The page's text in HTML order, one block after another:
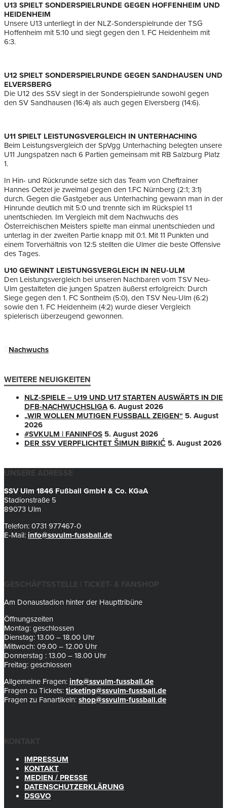
U13 SPIELT SONDERSPIELRUNDE GEGEN HOFFENHEIM UND
HEIDENHEIM
Unsere U13 unterliegt in der NLZ-Sonderspielrunde der TSG
Hoffenheim mit 5:10 und siegt gegen den 1. FC Heidenheim mit
6:3.
U12 SPIELT SONDERSPIELRUNDE GEGEN SANDHAUSEN UND
ELVERSBERG
Die U12 des SSV siegt in der Sonderspielrunde sowohl gegen
den SV Sandhausen (16:4) als auch gegen Elversberg (14:6).
U11 SPIELT LEISTUNGSVERGLEICH IN UNTERHACHING
Beim Leistungsvergleich der SpVgg Unterhaching belegten unsere
U11 Jungspatzen nach 6 Partien gemeinsam mit RB Salzburg Platz
1.
In Hin- und Rückrunde setze sich das Team von Cheftrainer
Hannes Oetzel je zweimal gegen den 1.FC Nürnberg (2:1; 3:1)
durch. Gegen die Gastgeber aus Unterhaching gewann man in der
Hinrunde deutlich mit 5:0 und trennte sich im Rückspiel 1:1
unentschieden. Im Vergleich mit dem Nachwuchs des
Österreichischen Meisters spielte man einmal unentschieden und
unterlag in der zweiten Partie knapp mit 0:1. Mit 11 Punkten und
einem Torverhältnis von 12:5 stellten die Ulmer die beste Offensive
des Tages.
U10 GEWINNT LEISTUNGSVERGLEICH IN NEU-ULM
Den Leistungsvergleich bei unseren Nachbaren vom TSV Neu-
Ulm gestalteten die jungen Spatzen äußerst erfolgreich: Durch
Siege gegen den 1. FC Sontheim (5:0), den TSV Neu-Ulm (6:2)
sowie den 1. FC Heidenheim (4:2) wurde dieser Vergleich
spielerisch überzeugend gewonnen.
Nachwuchs
WEITERE NEUIGKEITEN
NLZ-SPIELE – U19 UND U17 STARTEN AUSWÄRTS IN DIE
DFB-NACHWUCHSLIGA 6. August 2026
„WIR WOLLEN MUTIGEN FUSSBALL ZEIGEN“
5. August
2026
#SVKULM | FANINFOS 5. August 2026
DER SSV VERPFLICHTET ŠIMUN BIRKIĆ 5. August 2026
UNSERE ADRESSE
SSV Ulm 1846 Fußball GmbH & Co. KGaA
Stadionstraße 5
89073 Ulm
Telefon: 0731 977467-0
E-Mail: info@ssvulm-fussball.de
GESCHÄFTSSTELLE | TICKET- & FANSHOP
Am Donaustadion hinter der Haupttribüne
Öffnungszeiten
Montag: geschlossen
Dienstag: 13.00 – 18.00 Uhr
Mittwoch: 09.00 – 12.00 Uhr
Donnerstag : 13.00 – 18.00 Uhr
Freitag: geschlossen
Allgemeine Fragen: info@ssvulm-fussball.de
Fragen zu Tickets: ticketing@ssvulm-fussball.de
Fragen zu Fanartikeln: shop@ssvulm-fussball.de
KONTAKT
IMPRESSUM
KONTAKT
MEDIEN / PRESSE
DATENSCHUTZERKLÄRUNG
DSGVO